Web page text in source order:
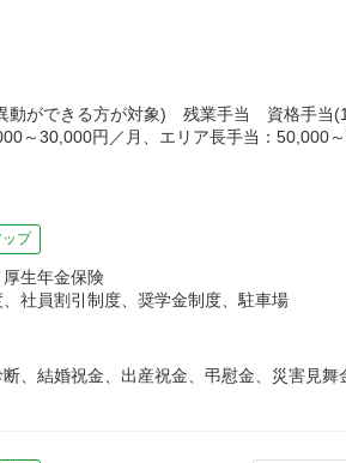
動ができる方が対象) 残業手当 資格手当
～30,000円／月、エリア長手当：50,000
ップ
生年金保険
社員割引制度、奨学金制度、駐車場
、結婚祝金、出産祝金、弔慰金、災害見舞